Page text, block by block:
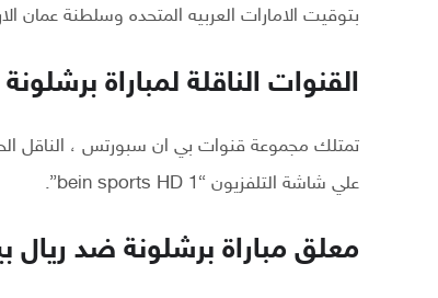
بتوقيت الامارات العربيه المتحده وسلطنة عمان
القنوات الناقلة لمباراة
تمتلك مجموعة قنوات بي ان سبورتس ، الناقل
علي شاشة التلفزيون “bein sports HD 1”.
معلق مباراة برشلونة ضد ريال